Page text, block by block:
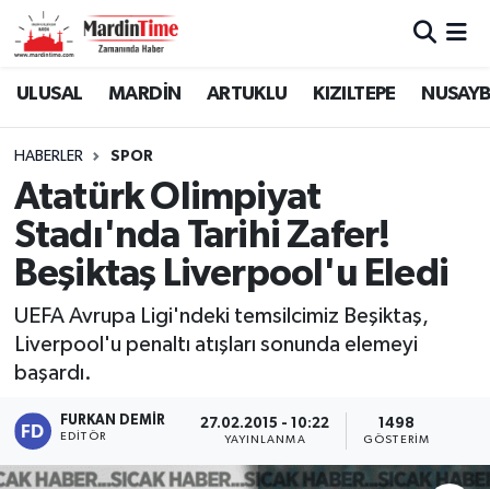
ULUSAL MARDİN ARTUKLU KIZILTEPE
HABERLER SPOR
Atatürk Olimpiyat
Stadı'nda Tarihi Zafer!
Beşiktaş Liverpool'u Eledi
UEFA Avrupa Ligi'ndeki temsilcimiz Beşiktaş,
Liverpool'u penaltı atışları sonunda elemeyi
başardı.
FURKAN DEMIR
EDITÖR
27.02.2015 - 10:22
YAYINLANMA
1498
GÖSTERIM
Mardin Nöbetçi Eczaneler
Mardin Namaz Vakitleri
Mardin Trafik Yoğunluk Haritası
Süper Lig Puan Durumu ve Fikstür
Tüm Manşetler
Son Dakika Haberleri
Haber Arşivi